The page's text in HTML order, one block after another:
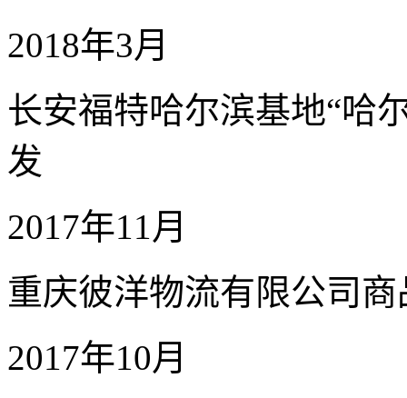
2018年3月
长安福特哈尔滨基地“哈
发
2017年11月
重庆彼洋物流有限公司
2017年10月